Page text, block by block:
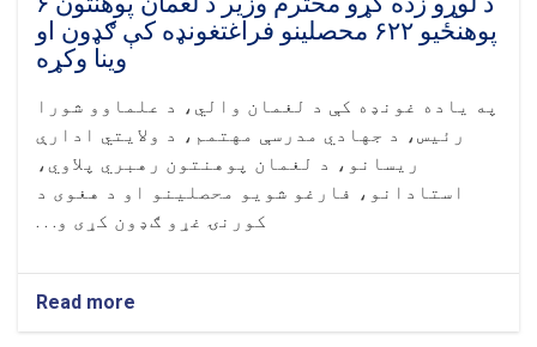
پوهنځيو ۶۲۲ محصلینو فراغتغونډه کې ګډون او
وینا وکړه
په یاده غونډه کې د لغمان والي، د علماوو شورا
رئيس، د جهادي مدرسې مهتمم، د ولایتي ادارې
ریسانو، د لغمان پوهنتون رهبري پلاوي،
استادانو، فارغو شویو محصلینو او د هغوی د
کورنۍ غړو ګډون کړی و. . .
Read more